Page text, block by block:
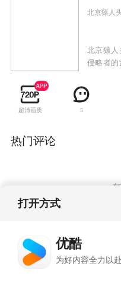
北京猿人
北京猿
侵略者
划，代号
中不幸遇
找到真
图掠夺
荣地成
超清画质 5
热门评论
打开方式
优酷
为好内容全力以赴